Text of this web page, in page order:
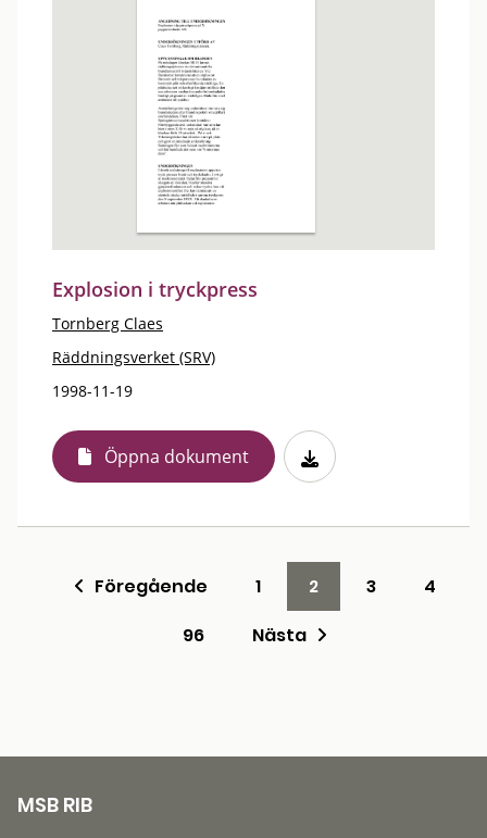
Explosion i tryckpress
Tornberg Claes
Räddningsverket (SRV)
1998-11-19
Öppna dokument
Föregående 1 2 3
4
96
Nästa
MSB RIB